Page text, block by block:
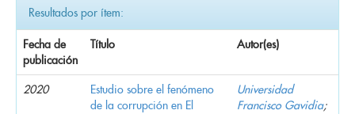
Resultados por ítem:
Fecha de
publicación
Título Autor(es)
2020
Estudio sobre el fenómeno
de la corrupción en El
Universidad
Francisco Gavidia;